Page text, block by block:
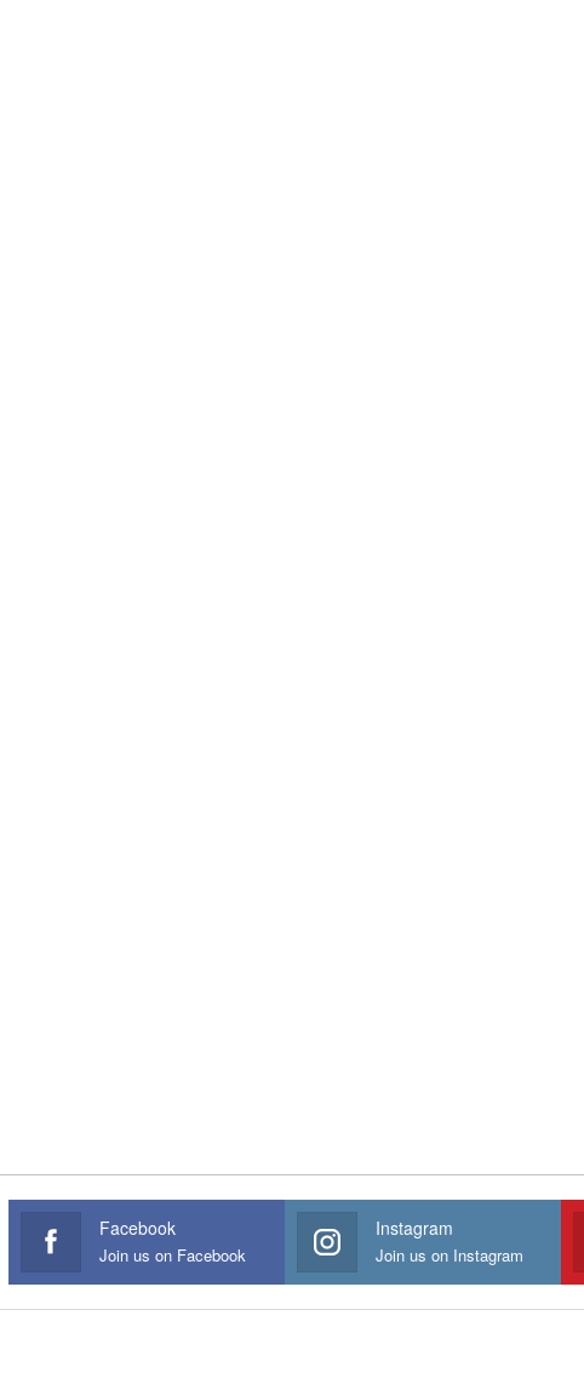
Facebook
Join us on Facebook
Instagram
Join us on Instagram